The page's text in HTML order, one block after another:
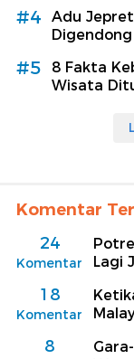
#4
Adu
#5
8 Fakta
Wisata
Komentar
24
Komentar
Lagi
18
Komentar
8